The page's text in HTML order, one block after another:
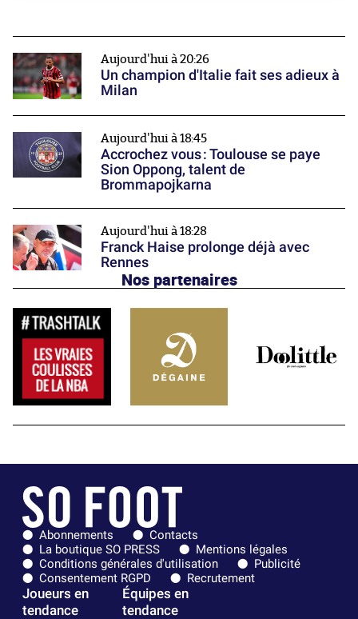
Aujourd'hui à 20:26
Un champion d'Italie fait ses adieux à
Milan
Aujourd'hui à 18:45
Accrochez vous : Toulouse se paye
Sion Oppong, talent de
Brommapojkarna
Aujourd'hui à 18:28
Franck Haise prolonge déjà avec
Rennes
Nos partenaires
Abonnements
Contacts
La boutique SO PRESS
Mentions légales
Conditions générales d'utilisation
Publicité
Consentement RGPD
Recrutement
Joueurs en
tendance
Équipes en
tendance